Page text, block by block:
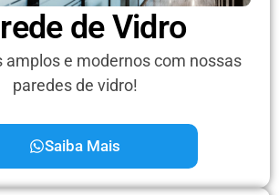
de Vidro
amplos e modernos com nossas
paredes de vidro!
Saiba Mais